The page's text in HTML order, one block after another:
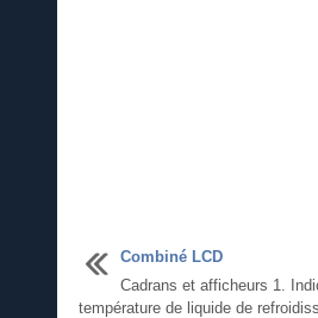
Combiné LCD
Cadrans et afficheurs 1.
température de liquide de